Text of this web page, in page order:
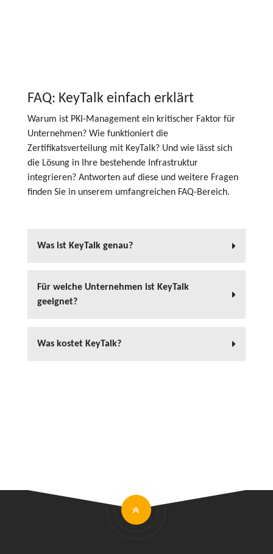
FAQ: KeyTalk einfach erklärt
Warum ist PKI-Management ein kritischer Faktor für
Unternehmen? Wie funktioniert die
Zertifikatsverteilung mit KeyTalk? Und wie lässt sich
die Lösung in Ihre bestehende Infrastruktur
integrieren? Antworten auf diese und weitere Fragen
finden Sie in unserem umfangreichen FAQ-Bereich.
Was ist KeyTalk genau?
Für welche Unternehmen ist KeyTalk
geeignet?
Was kostet KeyTalk?